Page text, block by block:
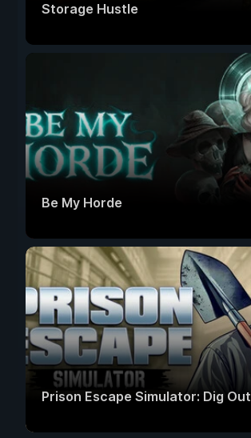
Storage Hustle
Be My Horde
Prison Escape Simulator: Dig Out